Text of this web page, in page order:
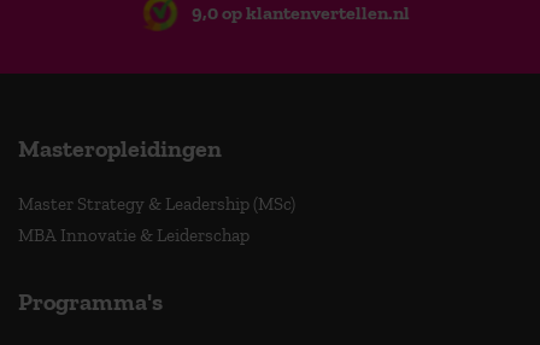
9,0 op klantenvertellen.nl
Masteropleidingen
Master Strategy & Leadership (MSc)
MBA Innovatie & Leiderschap
Programma's